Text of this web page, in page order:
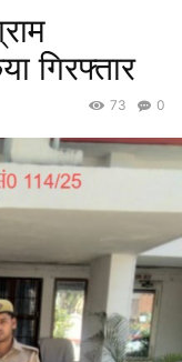
गिरफ्तार
0
73